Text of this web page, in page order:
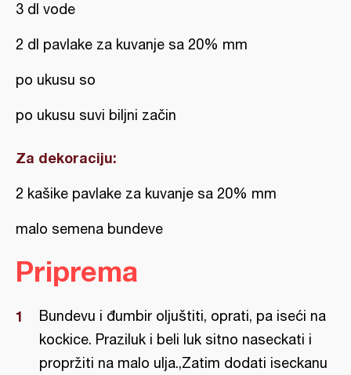
3 dl vode
2 dl pavlake za kuvanje sa 20% mm
po ukusu so
po ukusu suvi biljni začin
Za dekoraciju:
2 kašike pavlake za kuvanje sa 20% mm
malo semena bundeve
Priprema
Bundevu i đumbir oljuštiti, oprati, pa iseći na
kockice. Praziluk i beli luk sitno naseckati i
propržiti na malo ulja.,Zatim dodati iseckanu